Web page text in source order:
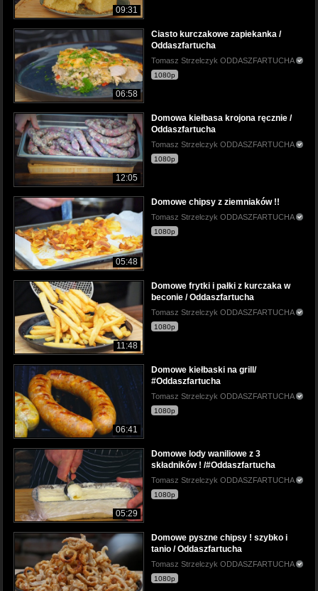
09:31
06:58
Ciasto kurczakowe zapiekanka /
Oddaszfartucha
Tomasz Strzelczyk ODDASZFARTUCHA
1080p
12:05
Domowa kiełbasa krojona ręcznie /
Oddaszfartucha
Tomasz Strzelczyk ODDASZFARTUCHA
1080p
05:48
Domowe chipsy z ziemniaków !!
Tomasz Strzelczyk ODDASZFARTUCHA
1080p
11:48
Domowe frytki i pałki z kurczaka w
beconie / Oddaszfartucha
Tomasz Strzelczyk ODDASZFARTUCHA
1080p
06:41
Domowe kiełbaski na grill/
#Oddaszfartucha
Tomasz Strzelczyk ODDASZFARTUCHA
1080p
05:29
Domowe lody waniliowe z 3
składników ! /#Oddaszfartucha
Tomasz Strzelczyk ODDASZFARTUCHA
1080p
Domowe pyszne chipsy ! szybko i
tanio / Oddaszfartucha
Tomasz Strzelczyk ODDASZFARTUCHA
1080p